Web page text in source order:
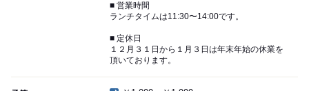
■ 営業時間
ランチタイムは11:30〜14:00です。
■ 定休日
１２月３１日から１月３日は年末年始の休業を
頂いております。